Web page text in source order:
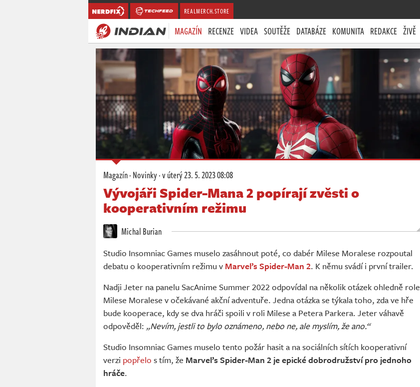
REALMERCH.STORE
MAGAZÍN RECENZE VIDEA SOUTĚŽE DATABÁZE KOMUNITA REDAKCE ŽIVĚ
Magazín·Novinky·v úterý23. 5. 2023 08:08
Vývojáři Spider-Mana 2 popírají zvěsti o
kooperativním režimu
Michal Burian
Studio Insomniac Games muselo zasáhnout poté, co dabér Milese Moralese rozpoutal
debatu o kooperativním režimu v Marvel’s Spider-Man 2. K němu svádí i první trailer.
Nadji Jeter na panelu SacAnime Summer 2022 odpovídal na několik otázek ohledně role
Milese Moralese v očekávané akční adventuře. Jedna otázka se týkala toho, zda ve hře
bude kooperace, kdy se dva hráči spoili v roli Milese a Petera Parkera. Jeter váhavě
odpověděl: „Nevím, jestli to bylo oznámeno, nebo ne, ale myslím, že ano.“
Studio Insomniac Games muselo tento požár hasit a na sociálních sítích kooperativní
verzi popřelo s tím, že Marvel’s Spider-Man 2 je epické dobrodružství pro jednoho
hráče.